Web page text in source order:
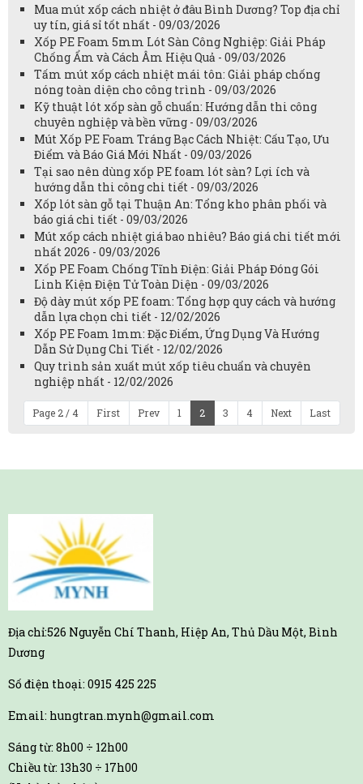
Mua mút xốp cách nhiệt ở đâu Bình Dương? Top địa chỉ
uy tín, giá sỉ tốt nhất - 09/03/2026
Xốp PE Foam 5mm Lót Sàn Công Nghiệp: Giải Pháp
Chống Ẩm và Cách Âm Hiệu Quả - 09/03/2026
Tấm mút xốp cách nhiệt mái tôn: Giải pháp chống
nóng toàn diện cho công trình - 09/03/2026
Kỹ thuật lót xốp sàn gỗ chuẩn: Hướng dẫn thi công
chuyên nghiệp và bền vững - 09/03/2026
Mút Xốp PE Foam Tráng Bạc Cách Nhiệt: Cấu Tạo, Ưu
Điểm và Báo Giá Mới Nhất - 09/03/2026
Tại sao nên dùng xốp PE foam lót sàn? Lợi ích và
hướng dẫn thi công chi tiết - 09/03/2026
Xốp lót sàn gỗ tại Thuận An: Tổng kho phân phối và
báo giá chi tiết - 09/03/2026
Mút xốp cách nhiệt giá bao nhiêu? Báo giá chi tiết mới
nhất 2026 - 09/03/2026
Xốp PE Foam Chống Tĩnh Điện: Giải Pháp Đóng Gói
Linh Kiện Điện Tử Toàn Diện - 09/03/2026
Độ dày mút xốp PE foam: Tổng hợp quy cách và hướng
dẫn lựa chọn chi tiết - 12/02/2026
Xốp PE Foam 1mm: Đặc Điểm, Ứng Dụng Và Hướng
Dẫn Sử Dụng Chi Tiết - 12/02/2026
Quy trình sản xuất mút xốp tiêu chuẩn và chuyên
nghiệp nhất - 12/02/2026
Page 2 / 4 First Prev 1 2 3 4 Next Last
Địa chỉ:526 Nguyễn Chí Thanh, Hiệp An, Thủ Dầu Một, Bình
Dương
Số điện thoại: 0915 425 225
Email: hungtran.mynh@gmail.com
Sáng từ: 8h00 ÷ 12h00
Chiều từ: 13h30 ÷ 17h00